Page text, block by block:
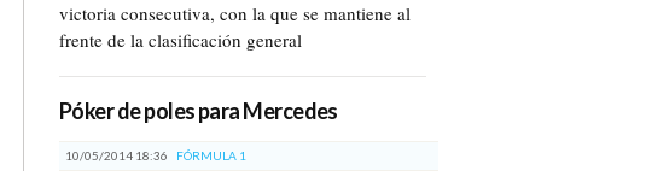
victoria consecutiva, con la que se mantiene al
frente de la clasificación general
Póker de poles para Mercedes
10/05/2014 18:36 FÓRMULA 1